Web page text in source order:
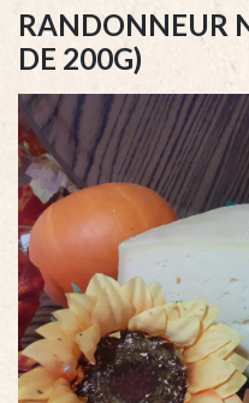
RANDONNEUR
DE 200G)